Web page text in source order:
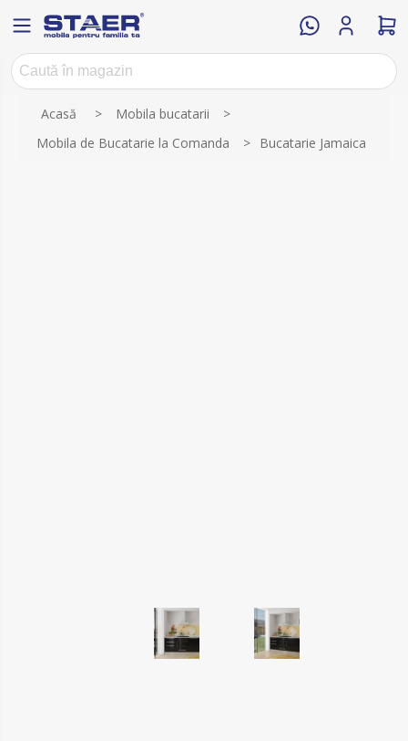
Acasă > Mobila bucatarii
>
Mobila de Bucatarie la Comanda
> Bucatarie Jamaica
Numele atributului Valoarea atributului